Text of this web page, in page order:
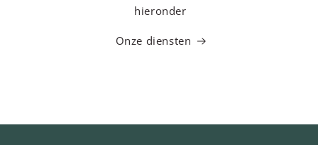
hieronder
Onze diensten